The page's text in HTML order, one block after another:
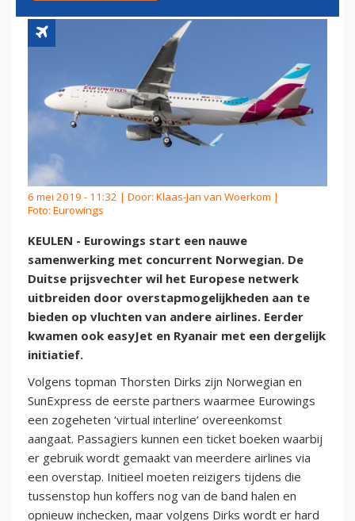
6 mei 2019 - 11:32 | Door: Klaas-Jan van Woerkom |
Foto: Eurowings
KEULEN - Eurowings start een nauwe
samenwerking met concurrent Norwegian. De
Duitse prijsvechter wil het Europese netwerk
uitbreiden door overstapmogelijkheden aan te
bieden op vluchten van andere airlines. Eerder
kwamen ook easyJet en Ryanair met een dergelijk
initiatief.
Volgens topman Thorsten Dirks zijn Norwegian en
SunExpress de eerste partners waarmee Eurowings
een zogeheten ‘virtual interline’ overeenkomst
aangaat. Passagiers kunnen een ticket boeken waarbij
er gebruik wordt gemaakt van meerdere airlines via
een overstap. Initieel moeten reizigers tijdens die
tussenstop hun koffers nog van de band halen en
opnieuw inchecken, maar volgens Dirks wordt er hard